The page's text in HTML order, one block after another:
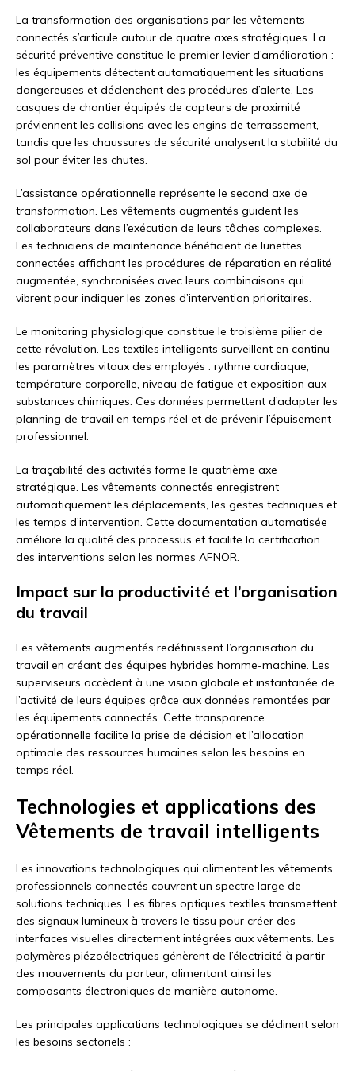
La transformation des organisations par les vêtements
connectés s’articule autour de quatre axes stratégiques. La
sécurité préventive constitue le premier levier d’amélioration :
les équipements détectent automatiquement les situations
dangereuses et déclenchent des procédures d’alerte. Les
casques de chantier équipés de capteurs de proximité
préviennent les collisions avec les engins de terrassement,
tandis que les chaussures de sécurité analysent la stabilité du
sol pour éviter les chutes.
L’assistance opérationnelle représente le second axe de
transformation. Les vêtements augmentés guident les
collaborateurs dans l’exécution de leurs tâches complexes.
Les techniciens de maintenance bénéficient de lunettes
connectées affichant les procédures de réparation en réalité
augmentée, synchronisées avec leurs combinaisons qui
vibrent pour indiquer les zones d’intervention prioritaires.
Le monitoring physiologique constitue le troisième pilier de
cette révolution. Les textiles intelligents surveillent en continu
les paramètres vitaux des employés : rythme cardiaque,
température corporelle, niveau de fatigue et exposition aux
substances chimiques. Ces données permettent d’adapter les
planning de travail en temps réel et de prévenir l’épuisement
professionnel.
La traçabilité des activités forme le quatrième axe
stratégique. Les vêtements connectés enregistrent
automatiquement les déplacements, les gestes techniques et
les temps d’intervention. Cette documentation automatisée
améliore la qualité des processus et facilite la certification
des interventions selon les normes AFNOR.
Impact sur la productivité et l’organisation
du travail
Les vêtements augmentés redéfinissent l’organisation du
travail en créant des équipes hybrides homme-machine. Les
superviseurs accèdent à une vision globale et instantanée de
l’activité de leurs équipes grâce aux données remontées par
les équipements connectés. Cette transparence
opérationnelle facilite la prise de décision et l’allocation
optimale des ressources humaines selon les besoins en
temps réel.
Technologies et applications des
Vêtements de travail intelligents
Les innovations technologiques qui alimentent les vêtements
professionnels connectés couvrent un spectre large de
solutions techniques. Les fibres optiques textiles transmettent
des signaux lumineux à travers le tissu pour créer des
interfaces visuelles directement intégrées aux vêtements. Les
polymères piézoélectriques génèrent de l’électricité à partir
des mouvements du porteur, alimentant ainsi les
composants électroniques de manière autonome.
Les principales applications technologiques se déclinent selon
les besoins sectoriels :